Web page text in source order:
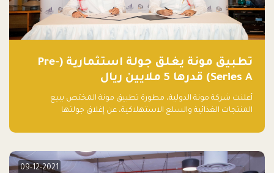
تطبيق مونة يغلق جولة استثمارية (Pre-
Series A) قدرها 5 ملايين ريال
أعلنت شركة مونة الدولية، مطورة تطبيق مونة المختص ببيع
المنتجات الغذائية والسلع الاستهلاكية، عن إغلاق جولتها
دولار أمريكي)، بقيادة شركتي دعم المنشآت المحدودة وتسارع القابضة
09-12-2021